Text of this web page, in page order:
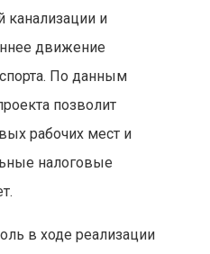
канализации и
движение
По данным
позволит
рабочих мест и
налоговые
в ходе реализации